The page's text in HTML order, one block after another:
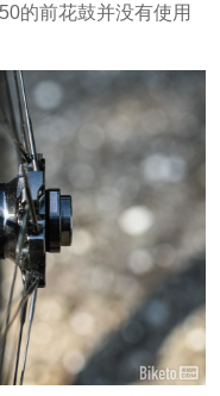
的前花鼓并没有使用